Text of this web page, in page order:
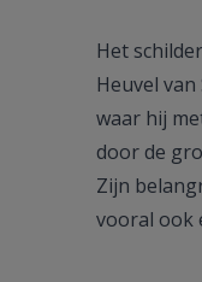
Het
Heuvel
waar hij
door de
Zijn
vooral ook